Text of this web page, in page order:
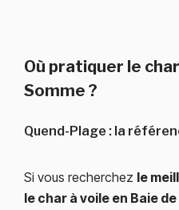
Où pratiquer le
Somme ?
Quend-Plage : la
Si vous recherchez le
le char à voile en Baie